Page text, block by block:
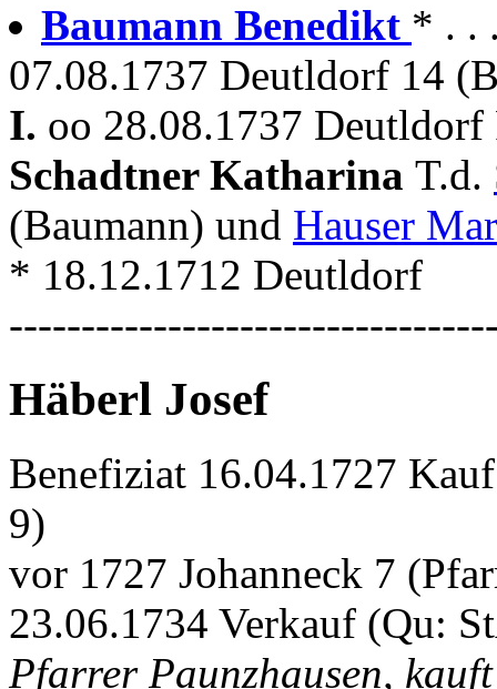
Baumann Benedikt * . .
07.08.1737 Deutldorf 14
I. oo 28.08.1737 Deutldorf
Schadtner Katharina T.d.
(Baumann) und Hauser
* 18.12.1712 Deutldorf
Häberl Josef
Benefiziat 16.04.1727
9)
vor 1727 Johanneck 7
23.06.1734 Verkauf (Qu:
Pfarrer Paunzhausen,